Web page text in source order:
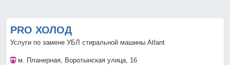
PRO ХОЛОД
Услуги по замене УБЛ стиральной машины Atlant
м. Планерная, Воротынская улица, 16